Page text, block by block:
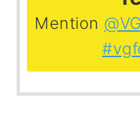
Mention